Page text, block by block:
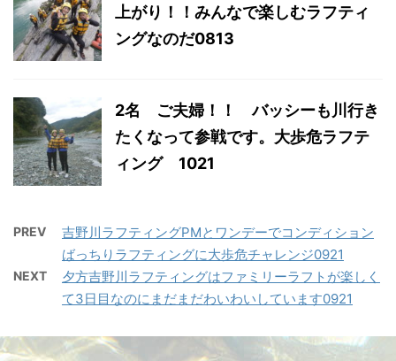
上がり！！みんなで楽しむラフティ
ングなのだ0813
2名 ご夫婦！！ バッシーも川行き
たくなって参戦です。大歩危ラフテ
ィング 1021
PREV
吉野川ラフティングPMとワンデーでコンディション
ばっちりラフティングに大歩危チャレンジ0921
NEXT
夕方吉野川ラフティングはファミリーラフトが楽しく
て3日目なのにまだまだわいわいしています0921